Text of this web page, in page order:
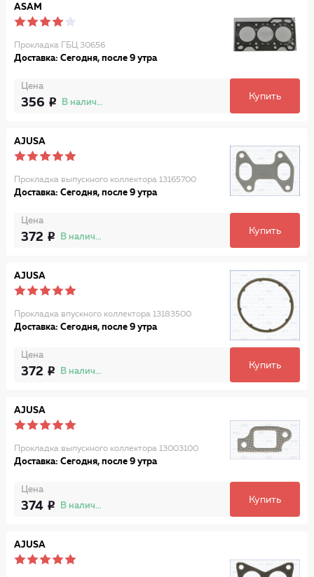
ASAM
Прокладка ГБЦ 30656
Доставка: Сегодня, после 9 утра
Цена
356 В наличии
Купить
AJUSA
Прокладка выпускного коллектора 13165700
Доставка: Сегодня, после 9 утра
Цена
372 В наличии
Купить
AJUSA
Прокладка впускного коллектора 13183500
Доставка: Сегодня, после 9 утра
Цена
372 В наличии
Купить
AJUSA
Прокладка выпускного коллектора 13003100
Доставка: Сегодня, после 9 утра
Цена
374 В наличии
Купить
AJUSA